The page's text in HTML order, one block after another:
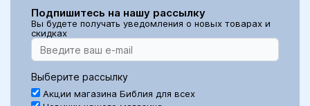
Подпишитесь на нашу рассылку
Вы будете получать уведомления о новых товарах и
скидках
Выберите рассылку
Акции магазина Библия для всех